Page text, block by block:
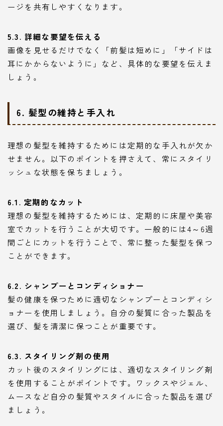
ージを共有しやすくなります。
5.3. 詳細な要望を伝える
画像を見せるだけでなく「前髪は短めに」「サイドは
耳にかからないように」など、具体的な要望を伝えま
しょう。
6. 髪型の維持と手入れ
理想の髪型を維持するためには定期的な手入れが欠か
せません。以下のポイントを押さえて、常にスタイリ
ッシュな状態を保ちましょう。
6.1. 定期的なカット
理想の髪型を維持するためには、定期的に床屋や美容
室でカットを行うことが大切です。一般的には4～6週
間ごとにカットを行うことで、常に整った髪型を保つ
ことができます。
6.2. シャンプーとコンディショナー
髪の健康を保つために適切なシャンプーとコンディシ
ョナーを使用しましょう。自分の髪質に合った製品を
選び、髪を清潔に保つことが重要です。
6.3. スタイリング剤の使用
カット後のスタイリングには、適切なスタイリング剤
を使用することがポイントです。ワックスやジェル、
ムースなど自分の髪質やスタイルに合った製品を選び
ましょう。